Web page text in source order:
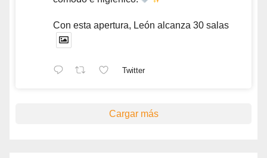
Con esta apertura, León alcanza 30 salas
Twitter
Cargar más